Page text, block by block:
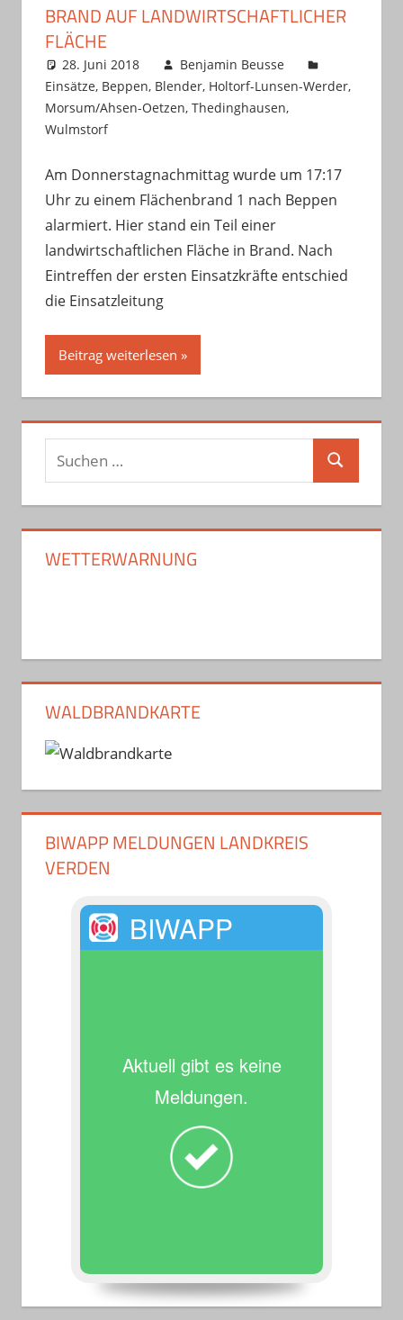
BRAND AUF LANDWIRTSCHAFTLICHER
FLÄCHE
28. Juni 2018
Benjamin Beusse
Einsätze, Beppen, Blender, Holtorf-Lunsen-Werder,
Morsum/Ahsen-Oetzen, Thedinghausen,
Wulmstorf
Am Donnerstagnachmittag wurde um 17:17
Uhr zu einem Flächenbrand 1 nach Beppen
alarmiert. Hier stand ein Teil einer
landwirtschaftlichen Fläche in Brand. Nach
Eintreffen der ersten Einsatzkräfte entschied
die Einsatzleitung
Beitrag weiterlesen
Suchen
Suchen
WETTERWARNUNG
WALDBRANDKARTE
BIWAPP MELDUNGEN LANDKREIS
VERDEN
BIWAPP
Aktuell gibt es keine
Meldungen.